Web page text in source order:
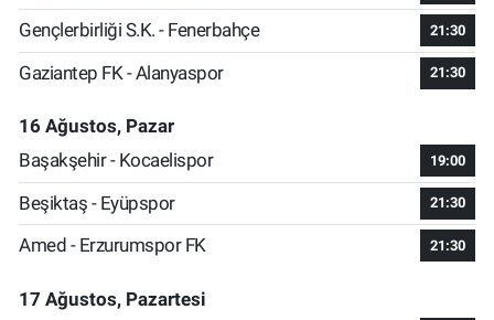
Gençlerbirliği S.K. - Fenerbahçe 21:30
Gaziantep FK - Alanyaspor 21:30
16 Ağustos, Pazar
Başakşehir - Kocaelispor
19:00
Beşiktaş - Eyüpspor 21:30
Amed - Erzurumspor FK 21:30
17 Ağustos, Pazartesi